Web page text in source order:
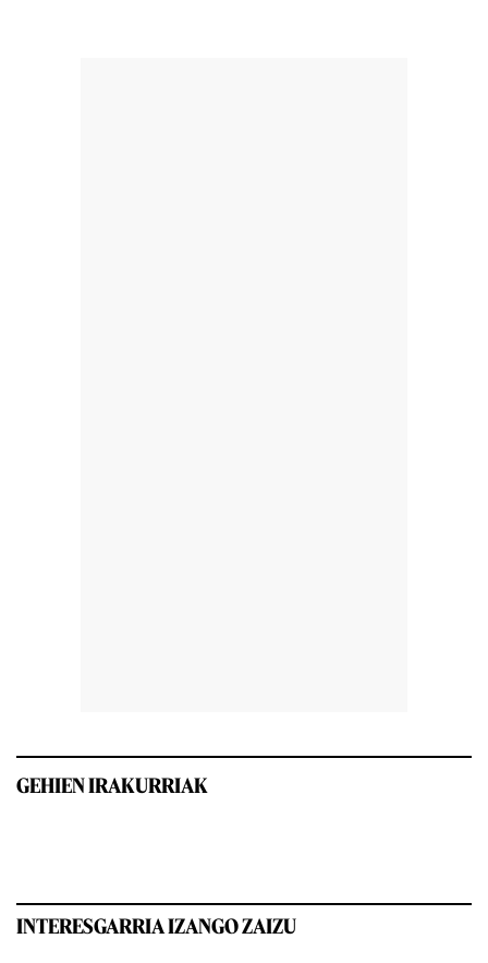
GEHIEN IRAKURRIAK
INTERESGARRIA IZANGO ZAIZU